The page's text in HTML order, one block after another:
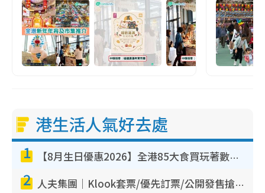
港生活人氣好去處
1 【8月生日優惠2026】全港85大食買玩著數攻略 自助餐/火鍋放題同行免費＋誠品/DONKI送現金券
2 人夫集團｜Klook套票/優先訂票/公開發售搶飛攻略！附票價.購票連結.場地座位表